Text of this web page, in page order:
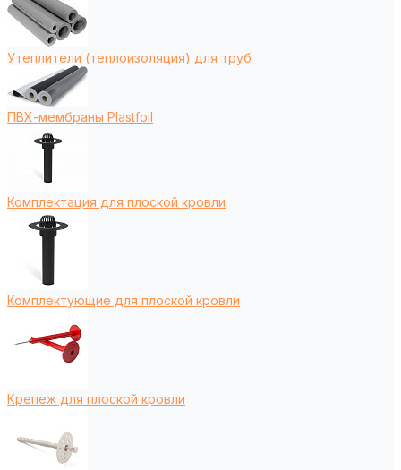
Утеплители (теплоизоляция) для труб
ПВХ-мембраны Plastfoil
Комплектация для плоской кровли
Комплектующие для плоской кровли
Крепеж для плоской кровли